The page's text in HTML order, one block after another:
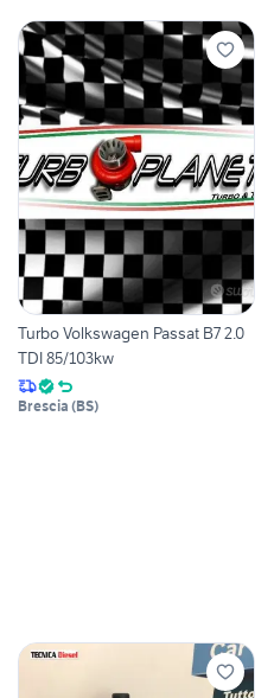
Turbo Volkswagen Passat B7 2.0
TDI 85/103kw
Brescia (BS)